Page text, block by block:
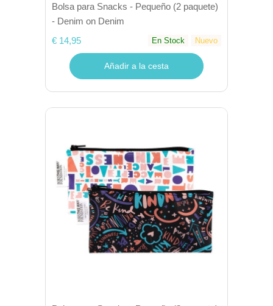
Bolsa para Snacks - Pequeño (2 paquete)
- Denim on Denim
€ 14,95
En Stock Nuevo
Añadir a la cesta